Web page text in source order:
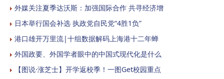
外媒关注夏季达沃斯：加强国际合作 共寻经济增
日本举行国会补选 执政党自民党“4胜1负”
港口雄开万里流|十组数据解码上海港十二年蝉
外国政要、外国学者眼中的中国式现代化是什么
【图说·涨芝士】开学返校季！一图Get校园重点